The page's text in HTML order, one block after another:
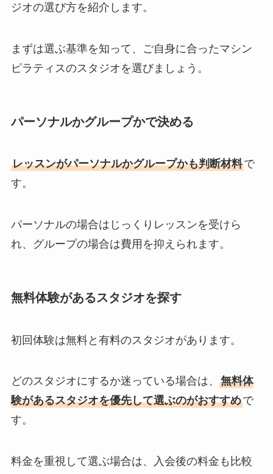
ジオの選び方を紹介します。
まずは選ぶ基準を知って、ご自身に合ったマシン
ピラティスのスタジオを選びましょう。
パーソナルかグループかで決める
レッスンがパーソナルかグループかも判断材料で
す。
パーソナルの場合はじっくりレッスンを受けら
れ、グループの場合は費用を抑えられます。
無料体験があるスタジオを探す
初回体験は無料と有料のスタジオがあります。
どのスタジオにするか迷っている場合は、 無料体
験があるスタジオを優先して選ぶのがおすすめで
す。
料金を重視して選ぶ場合は、入会後の料金も比較